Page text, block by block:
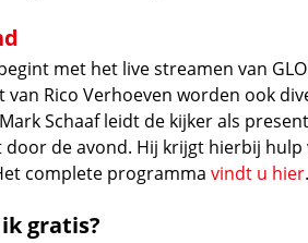
met het live streamen van
van Rico Verhoeven worden ook
Schaaf leidt de kijker als
door de avond. Hij krijgt hierbij hulp
complete programma vindt u hier.
gratis?